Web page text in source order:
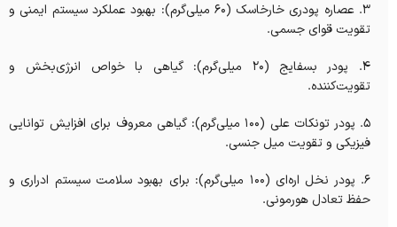
3. عصاره پودری خارخاسک (۶۰ میلی‌گرم): بهبود عملکرد سیستم ایمنی و
تقویت قوای جسمی.
4. پودر بسفایج (۲۰ میلی‌گرم): گیاهی با خواص انرژی‌بخش و
تقویت‌کننده.
5. پودر تونکات علی (۱۰۰ میلی‌گرم): گیاهی معروف برای افزایش توانایی
فیزیکی و تقویت میل جنسی.
6. پودر نخل اره‌ای (۱۰۰ میلی‌گرم): برای بهبود سلامت سیستم ادراری و
حفظ تعادل هورمونی.